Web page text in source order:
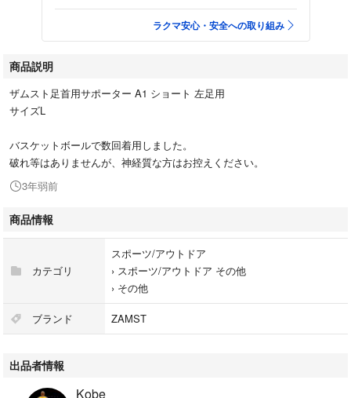
ラクマ安心・安全への取り組み
商品説明
ザムスト足首用サポーター A1 ショート 左足用
サイズL
バスケットボールで数回着用しました。
破れ等はありませんが、神経質な方はお控えください。
3年弱前
商品情報
カテゴリ
スポーツ/アウトドア
› スポーツ/アウトドア その他
› その他
ブランド ZAMST
出品者情報
Kobe